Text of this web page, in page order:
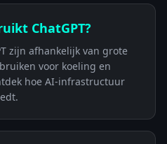
ChatGPT?
zijn afhankelijk van grote
voor koeling en
hoe AI-infrastructuur